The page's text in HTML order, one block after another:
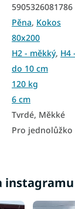
matrace 80x200
matrace tvrdé
5905326081786
Pěna, Kokos
80x200
H2 - měkký, H4
do 10 cm
120 kg
6 cm
Tvrdé, Měkké
Pro jednolůžko
instagramu